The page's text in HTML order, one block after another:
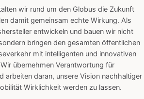
wir rund um den Globus die Zukunft
damit gemeinsam echte Wirkung. Als
entwickeln und bauen wir nicht
bringen den gesamten öffentlichen
mit intelligenten und innovativen
übernehmen Verantwortung für
arbeiten daran, unsere Vision nachhaltiger
Wirklichkeit werden zu lassen.